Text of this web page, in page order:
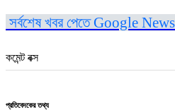
সর্বশেষ খবর পেতে Google
কমেন্ট বক্স
প্রতিবেদকের তথ্য